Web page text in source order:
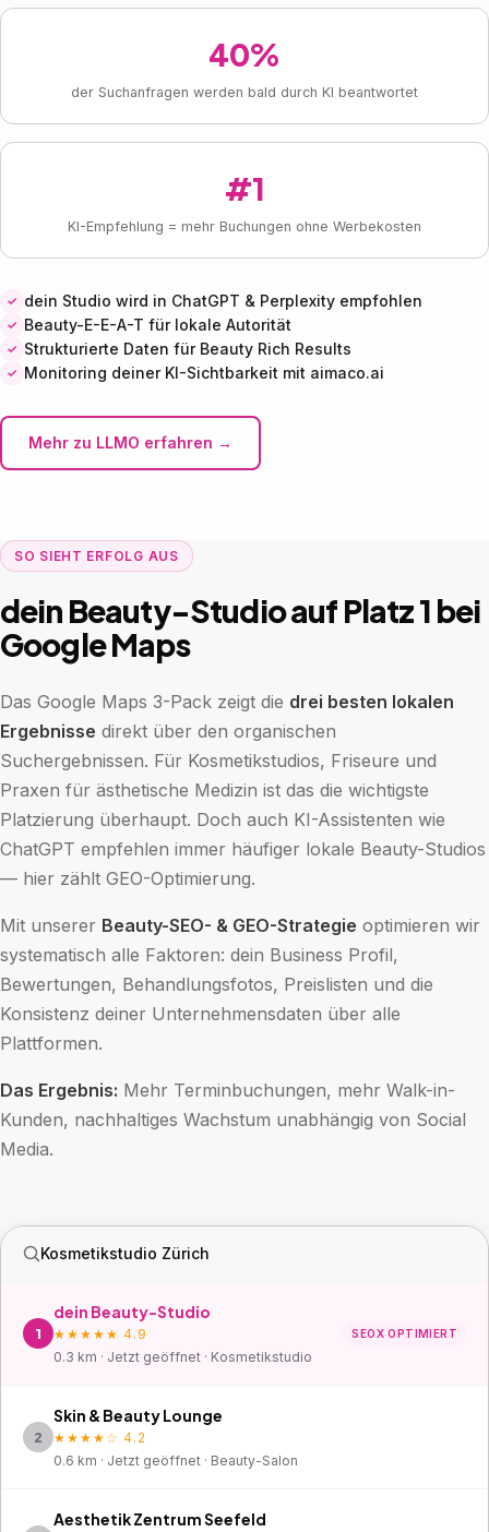
40%
der Suchanfragen werden bald durch KI beantwortet
#1
KI-Empfehlung = mehr Buchungen ohne Werbekosten
dein Studio wird in ChatGPT & Perplexity empfohlen
Beauty-E-E-A-T für lokale Autorität
Strukturierte Daten für Beauty Rich Results
Monitoring deiner KI-Sichtbarkeit mit aimaco.ai
Mehr zu LLMO erfahren →
SO SIEHT ERFOLG AUS
dein Beauty-Studio auf Platz 1 bei
Google Maps
Das Google Maps 3-Pack zeigt die drei besten lokalen
Ergebnisse direkt über den organischen
Suchergebnissen. Für Kosmetikstudios, Friseure und
Praxen für ästhetische Medizin ist das die wichtigste
Platzierung überhaupt. Doch auch KI-Assistenten wie
ChatGPT empfehlen immer häufiger lokale Beauty-Studios
— hier zählt GEO-Optimierung.
Mit unserer Beauty-SEO- & GEO-Strategie optimieren wir
systematisch alle Faktoren: dein Business Profil,
Bewertungen, Behandlungsfotos, Preislisten und die
Konsistenz deiner Unternehmensdaten über alle
Plattformen.
Das Ergebnis: Mehr Terminbuchungen, mehr Walk-in-
Kunden, nachhaltiges Wachstum unabhängig von Social
Media.
Kosmetikstudio Zürich
1
dein Beauty-Studio
★★★★★ 4.9
0.3 km · Jetzt geöffnet · Kosmetikstudio
SEOX OPTIMIERT
2
Skin & Beauty Lounge
★★★★☆ 4.2
0.6 km · Jetzt geöffnet · Beauty-Salon
Aesthetik Zentrum Seefeld